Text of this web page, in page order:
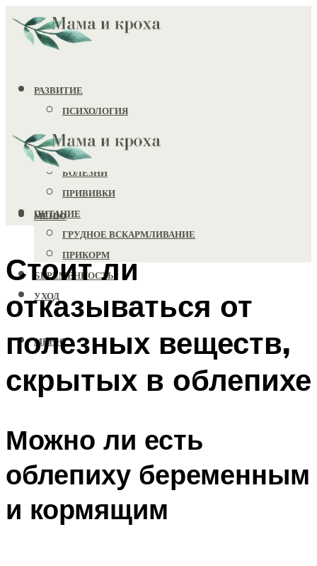
РАЗВИТИЕ
ПСИХОЛОГИЯ
ИГРУШКИ
ЗДОРОВЬЕ
БОЛЕЗНИ
ПРИВИВКИ
ПИТАНИЕ
ГРУДНОЕ ВСКАРМЛИВАНИЕ
ПРИКОРМ
БЕРЕМЕННОСТЬ
УХОД
МЕНЮ
МЕНЮ
Стоит ли
отказываться от
полезных веществ,
скрытых в облепихе
Можно ли есть
облепиху беременным
и кормящим